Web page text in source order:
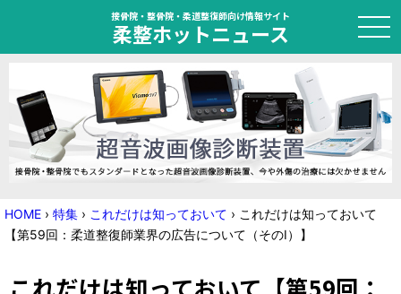
接骨院・整骨院・柔道整復師向け情報サイト
柔整ホットニュース
HOME
トピック
ニュース
国家試験対策
HOME › 特集 › これだけは知っておいて › これだけは知っておいて
【第59回：柔道整復師業界の広告について（そのⅠ）】
これだけは知っておいて【第59回：